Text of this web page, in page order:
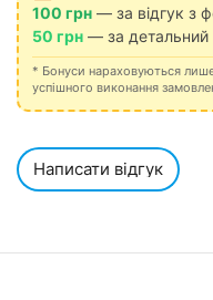
100 грн — за відгук з
50 грн — за детальний
* Бонуси нараховуються
успішного виконання
Написати відгук